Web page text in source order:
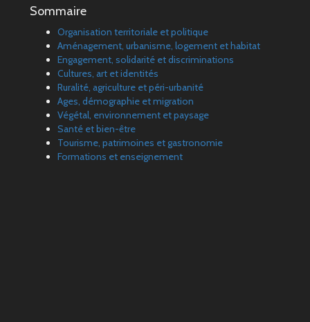
Sommaire
Organisation territoriale et politique
Aménagement, urbanisme, logement et habitat
Engagement, solidarité et discriminations
Cultures, art et identités
Ruralité, agriculture et péri-urbanité
Ages, démographie et migration
Végétal, environnement et paysage
Santé et bien-être
Tourisme, patrimoines et gastronomie
Formations et enseignement